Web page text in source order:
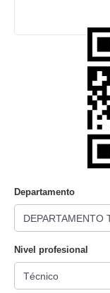
Departamento
Nivel profesional